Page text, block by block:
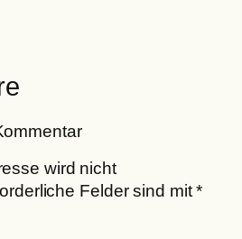
wird nicht
Felder sind mit*